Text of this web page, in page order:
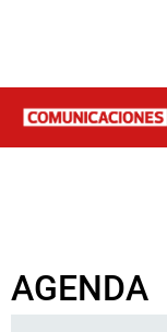
AGENDA